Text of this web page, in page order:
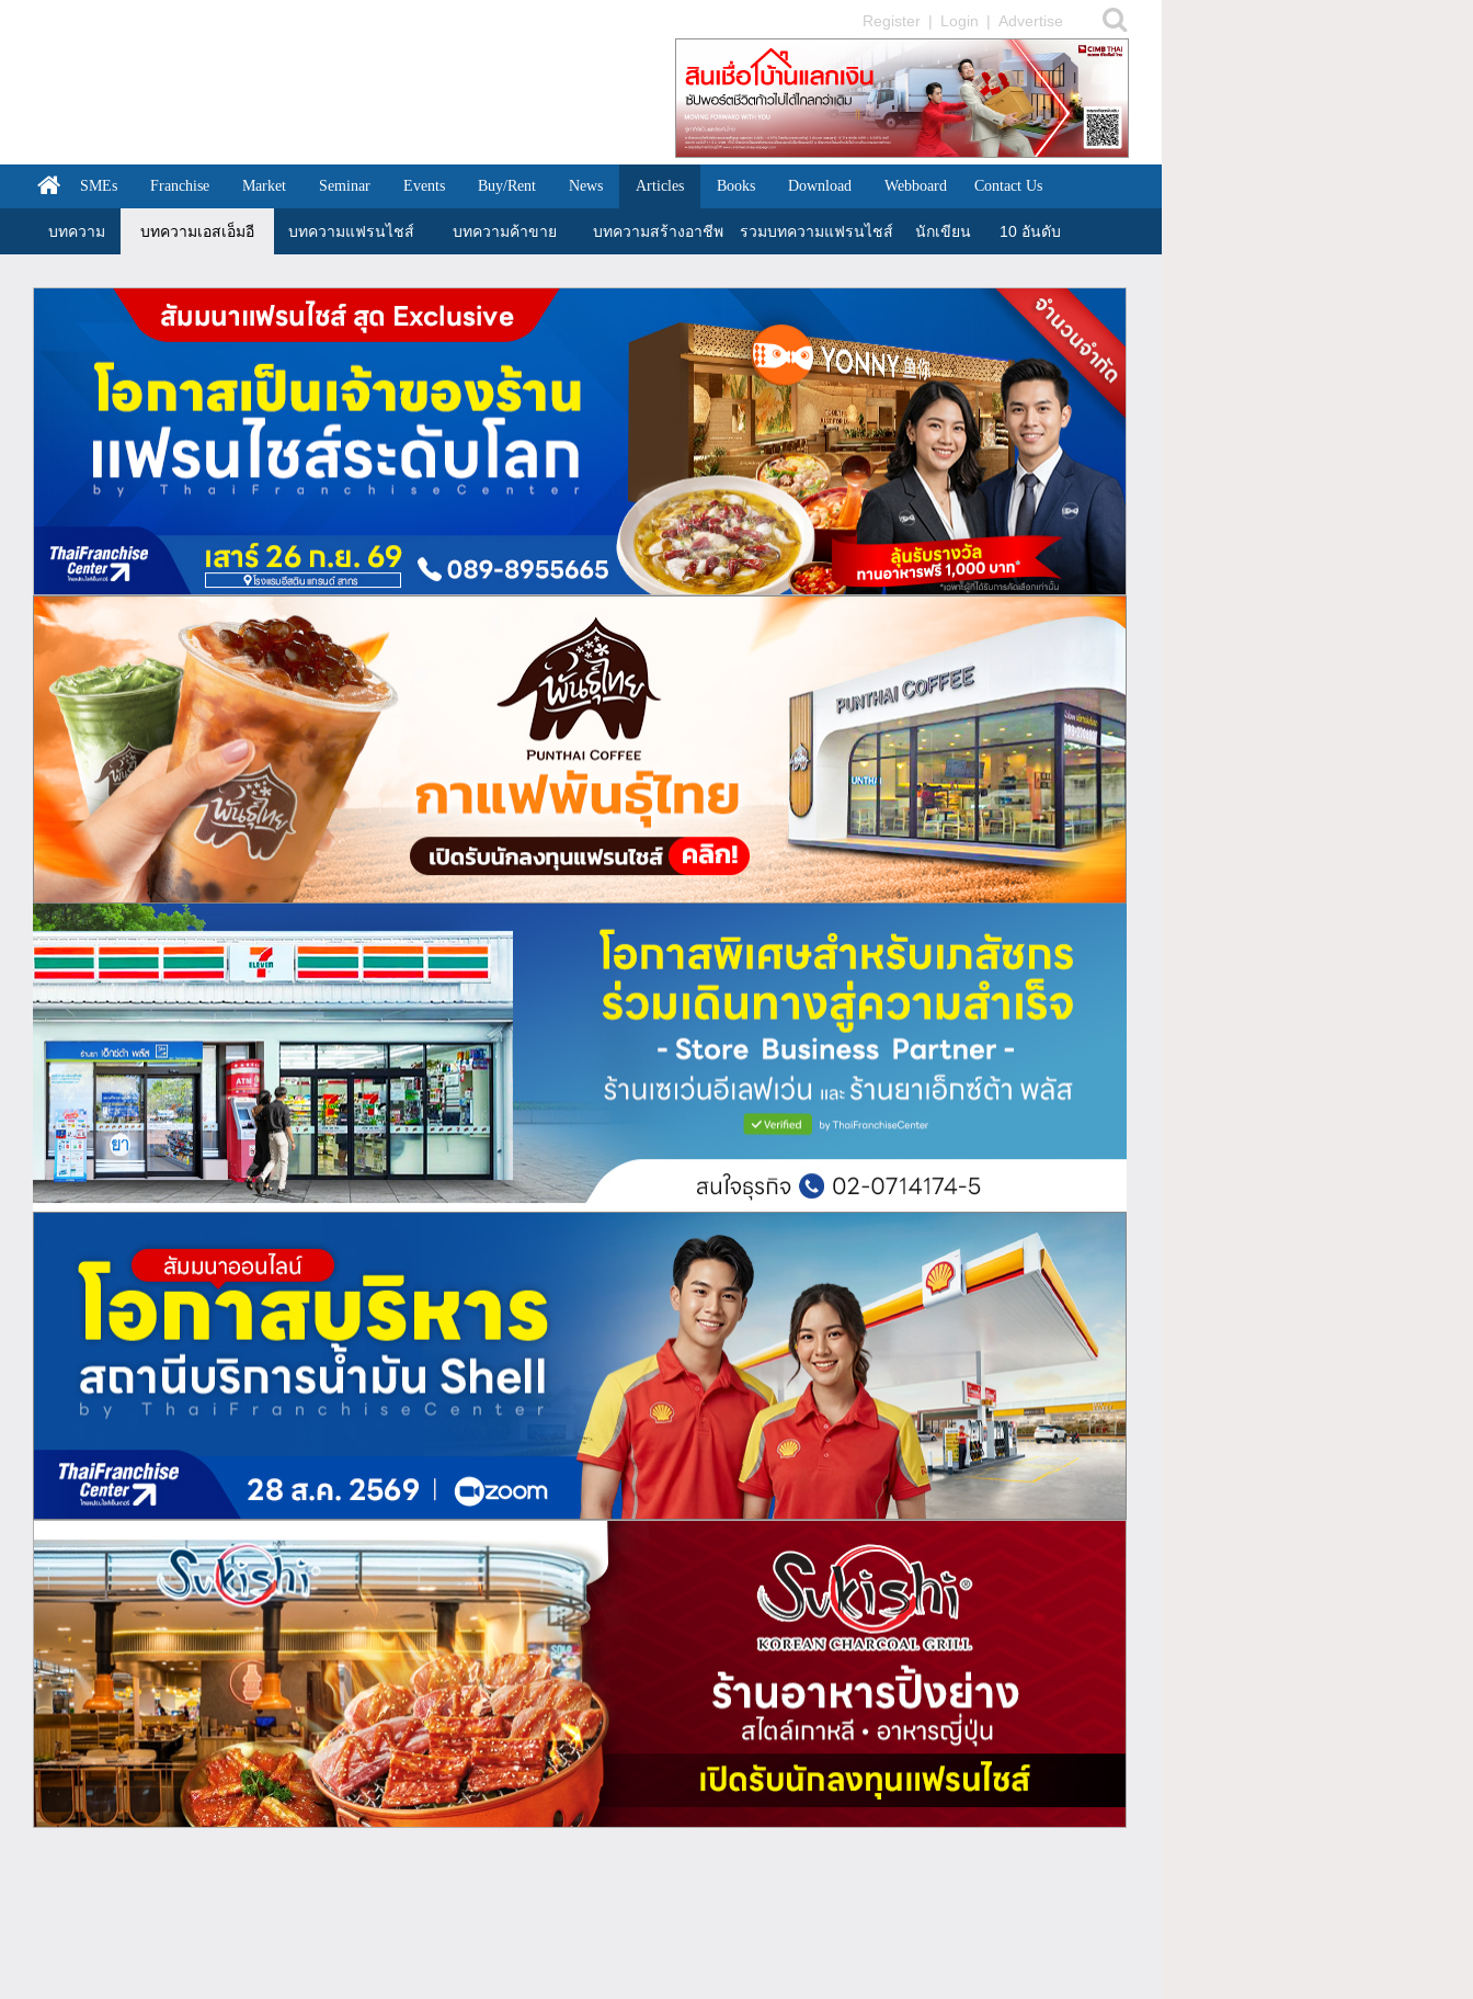
Register | Login | Advertise
SMEs Franchise Market Seminar Events Buy/Rent News Articles Books Download Webboard Contact Us
บทความ บทความเอสเอ็มอี บทความแฟรนไชส์ บทความค้าขาย บทความสร้างอาชีพ รวมบทความแฟรนไชส์ นักเขียน 10 อันดับ